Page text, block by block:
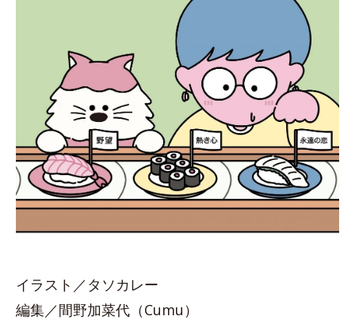
イラスト／タソカレー
編集／間野加菜代（Cumu）